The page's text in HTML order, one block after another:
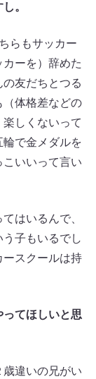
。
らもサッカー
ーを）辞めた
友だちとつる
（体格差などの
しくないって
で金メダルを
いいって言い
はいるんで、
子もいるでし
ースクールは持
てほしいと思
違いの兄がい